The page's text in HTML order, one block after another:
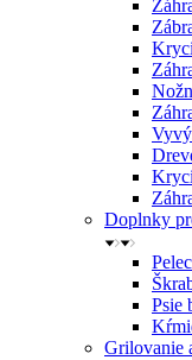
Doplnky
Psie
Grilovanie